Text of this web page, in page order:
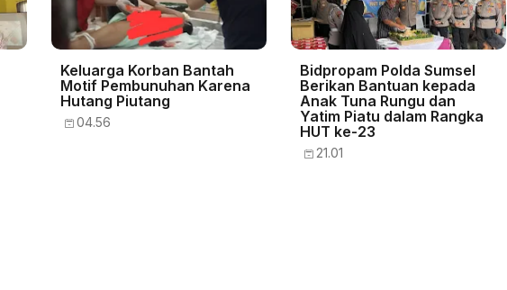
Keluarga Korban Bantah
Motif Pembunuhan Karena
Hutang Piutang
04.56
Bidpropam Polda Sumsel
Berikan Bantuan kepada
Anak Tuna Rungu dan
Yatim Piatu dalam Rangka
HUT ke-23
21.01